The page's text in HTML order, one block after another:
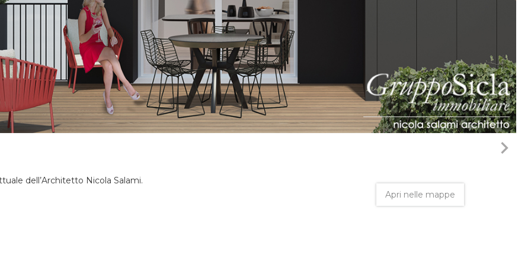
navigate_next
Apri nelle mappe
dell’Architetto Nicola Salami.